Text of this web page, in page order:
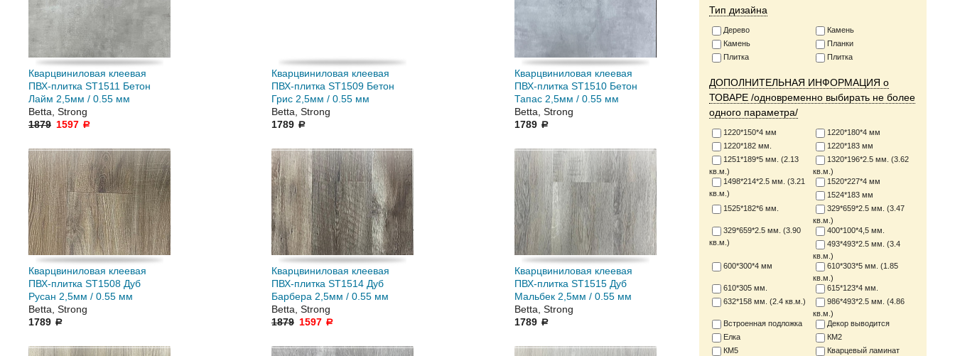
Тип дизайна
Дерево
Камень
Камень
Планки
Плитка
Плитка
ДОПОЛНИТЕЛЬНАЯ ИНФОРМАЦИЯ о
ТОВАРЕ /одновременно выбирать не более
одного параметра/
1220*150*4 мм
1220*180*4 мм
1220*182 мм.
1220*183 мм
1251*189*5 мм. (2.13
кв.м.)
1320*196*2.5 мм. (3.62
кв.м.)
1498*214*2.5 мм. (3.21
кв.м.)
1520*227*4 мм
1524*183 мм
1525*182*6 мм.
329*659*2.5 мм. (3.47
кв.м.)
329*659*2.5 мм. (3.90
кв.м.)
400*100*4,5 мм.
493*493*2.5 мм. (3.4
кв.м.)
600*300*4 мм
610*303*5 мм. (1.85
кв.м.)
610*305 мм.
615*123*4 мм.
632*158 мм. (2.4 кв.м.)
986*493*2.5 мм. (4.86
кв.м.)
Встроенная подложка
Декор выводится
Елка
КМ2
КМ5
Кварцевый ламинат
Кварцвиниловая клеевая
ПВХ-плитка ST1511 Бетон
Лайм 2,5мм / 0.55 мм
Betta, Strong
1879 1597 a
Кварцвиниловая клеевая
ПВХ-плитка ST1509 Бетон
Грис 2,5мм / 0.55 мм
Betta, Strong
1789 a
Кварцвиниловая клеевая
ПВХ-плитка ST1510 Бетон
Тапас 2,5мм / 0.55 мм
Betta, Strong
1789 a
Кварцвиниловая клеевая
ПВХ-плитка ST1508 Дуб
Русан 2,5мм / 0.55 мм
Betta, Strong
1789 a
Кварцвиниловая клеевая
ПВХ-плитка ST1514 Дуб
Барбера 2,5мм / 0.55 мм
Betta, Strong
1879 1597 a
Кварцвиниловая клеевая
ПВХ-плитка ST1515 Дуб
Мальбек 2,5мм / 0.55 мм
Betta, Strong
1789 a